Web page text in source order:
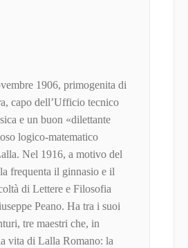
1906, primogenita di
capo dell’Ufficio tecnico
e un buon «dilettante
logico-matematico
Nel 1916, a motivo del
frequenta il ginnasio e il
di Lettere e Filosofia
Peano. Ha tra i suoi
tre maestri che, in
vita di Lalla Romano: la